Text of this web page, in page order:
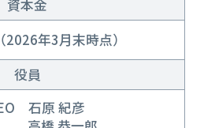
資本金
年3月末時点）
役員
石原 紀彦